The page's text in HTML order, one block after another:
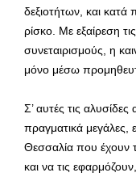
δεξιοτήτων, και κατά
ρίσκο. Με εξαίρεση
συνεταιρισμούς, η
μόνο μέσω
Σ’ αυτές τις
πραγματικά μεγάλες,
Θεσσαλία που έχουν
και να τις